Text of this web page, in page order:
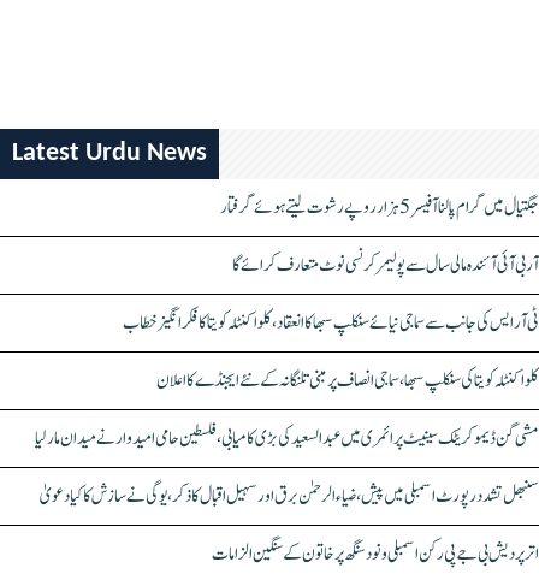
Latest Urdu News
جگتیال میں گرام پالنا آفیسر 5 ہزار روپے رشوت لیتے ہوئے گرفتار
آر بی آئی آئندہ مالی سال سے پولیمر کرنسی نوٹ متعارف کرائے گا
ٹی آر ایس کی جانب سے سماجی نیائے سنکلپ سبھا کا انعقاد، کلواکنٹلہ کویتا کا فکر انگیز خطاب
کلواکنٹلہ کویتا کی سنکلپ سبھا، سماجی انصاف پر مبنی تلنگانہ کے نئے ایجنڈے کا اعلان
مشی گن ڈیموکریٹک سینیٹ پرائمری میں عبدالسعید کی بڑی کامیابی، فلسطین حامی امیدوار نے میدان مار لیا
سنبھل تشدد رپورٹ اسمبلی میں پیش، ضیاء الرحمٰن برق اور سہیل اقبال کا ذکر، یوگی نے سازش کا کیا دعویٰ
اتر پردیش بی جے پی رکن اسمبلی ونود سنگھ پر خاتون کے سنگین الزامات